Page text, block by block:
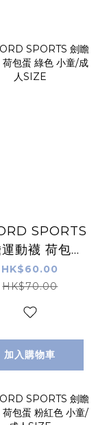
SPORTS
動襪 荷包蛋
童/成人
SIZE
HK$60.00
HK$70.00
加入購物車